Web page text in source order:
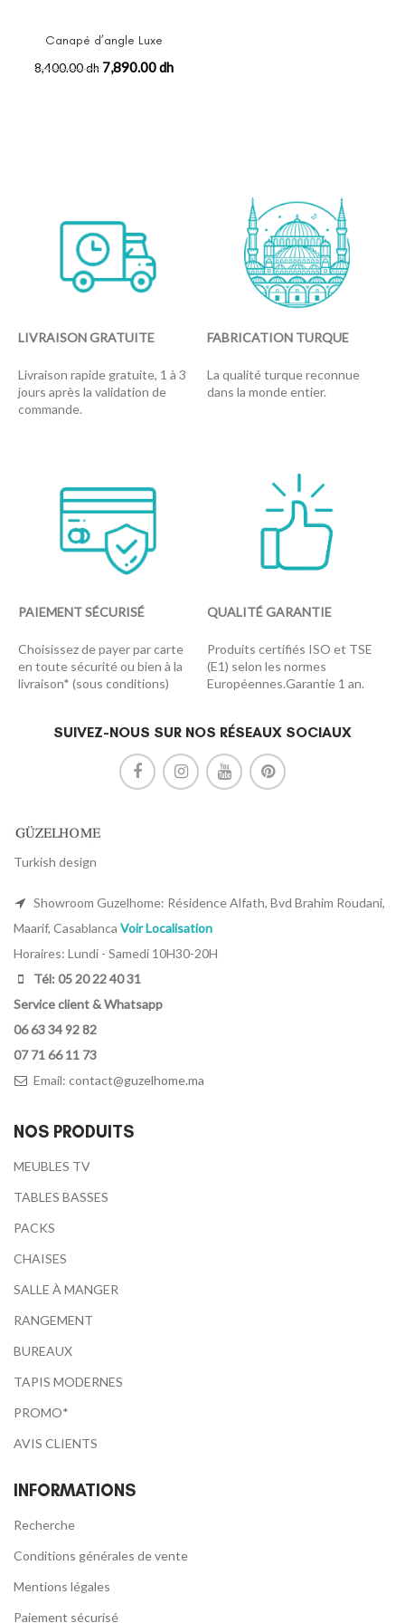
Canapé d’angle Luxe
8,400.00 dh 7,890.00 dh
LIVRAISON GRATUITE
Livraison rapide gratuite, 1 à 3
jours après la validation de
commande.
FABRICATION TURQUE
La qualité turque reconnue
dans la monde entier.
PAIEMENT SÉCURISÉ
Choisissez de payer par carte
en toute sécurité ou bien à la
livraison* (sous conditions)
QUALITÉ GARANTIE
Produits certifiés ISO et TSE
(E1) selon les normes
Européennes.Garantie 1 an.
SUIVEZ-NOUS SUR NOS RÉSEAUX SOCIAUX
Turkish design
Showroom Guzelhome: Résidence Alfath, Bvd Brahim Roudani,
Maarif, Casablanca Voir Localisation
Horaires: Lundi - Samedi 10H30-20H
Tél: 05 20 22 40 31
Service client & Whatsapp
06 63 34 92 82
07 71 66 11 73
Email: contact@guzelhome.ma
NOS PRODUITS
MEUBLES TV
TABLES BASSES
PACKS
CHAISES
SALLE À MANGER
RANGEMENT
BUREAUX
TAPIS MODERNES
PROMO*
AVIS CLIENTS
INFORMATIONS
Recherche
Conditions générales de vente
Mentions légales
Paiement sécurisé